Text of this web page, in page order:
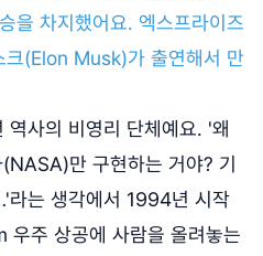
을 차지했어요. 엑스프라이즈
크(Elon Musk)가 출연해서 만
사의 비영리 단체예요. '왜
만 구현하는 거야? 기
라는 생각에서 1994년 시작
주 상공에 사람을 올려놓는